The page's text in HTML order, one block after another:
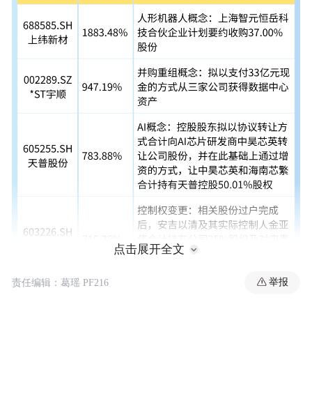
点击展开全文
责任编辑：葛瑶 PF216 举报